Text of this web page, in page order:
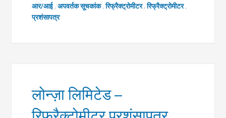
आर/आई,अपवर्तक सूचकांक,रिफ्रैक्ट्रोमीटर,रिफ्रैक्ट्रोमीटर,
प्रशंसापत्र
लोन्ज़ा लिमिटेड –